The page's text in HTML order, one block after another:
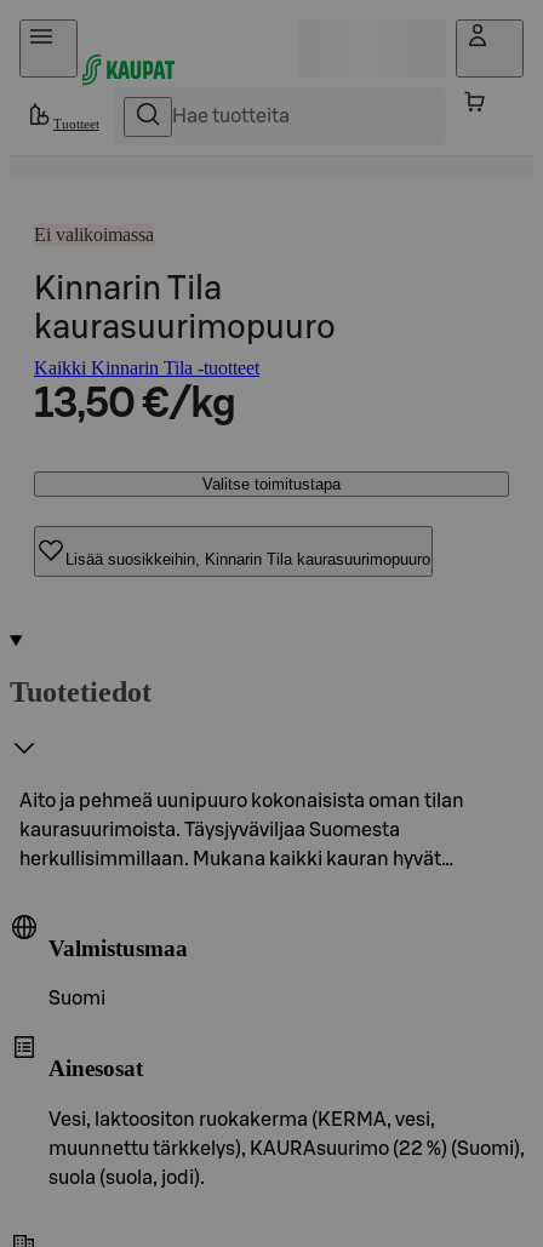
Hyppää sisältöön
Tuotteet
Ei valikoimassa
Kinnarin Tila
kaurasuurimopuuro
Kaikki Kinnarin Tila -tuotteet
13,50 €/kg
Valitse toimitustapa
Lisää suosikkeihin, Kinnarin Tila kaurasuurimopuuro
Tuotetiedot
Aito ja pehmeä uunipuuro kokonaisista oman tilan
kaurasuurimoista. Täysjyväviljaa Suomesta
herkullisimmillaan. Mukana kaikki kauran hyvät…
Valmistusmaa
Suomi
Ainesosat
Vesi, laktoositon ruokakerma (KERMA, vesi,
muunnettu tärkkelys), KAURAsuurimo (22 %) (Suomi),
suola (suola, jodi).